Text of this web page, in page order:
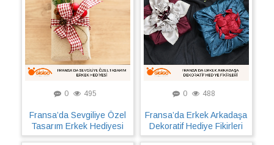
0 495
Fransa’da Sevgiliye Özel
Tasarım Erkek Hediyesi
0 488
Fransa’da Erkek Arkadaşa
Dekoratif Hediye Fikirleri